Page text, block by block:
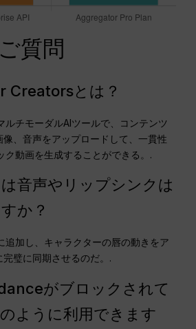
質問
Creatorsとは？
チモーダルAIツールで、コンテンツ
、音声をアップロードして、一貫性
ク動画を生成することができる。.
音声やリップシンクは
か？
追加し、キャラクターの唇の動きをア
璧に同期させるのだ。.
がブロックされて
ように利用できます